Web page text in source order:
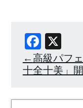
高級パフ
⼗全⼗美」